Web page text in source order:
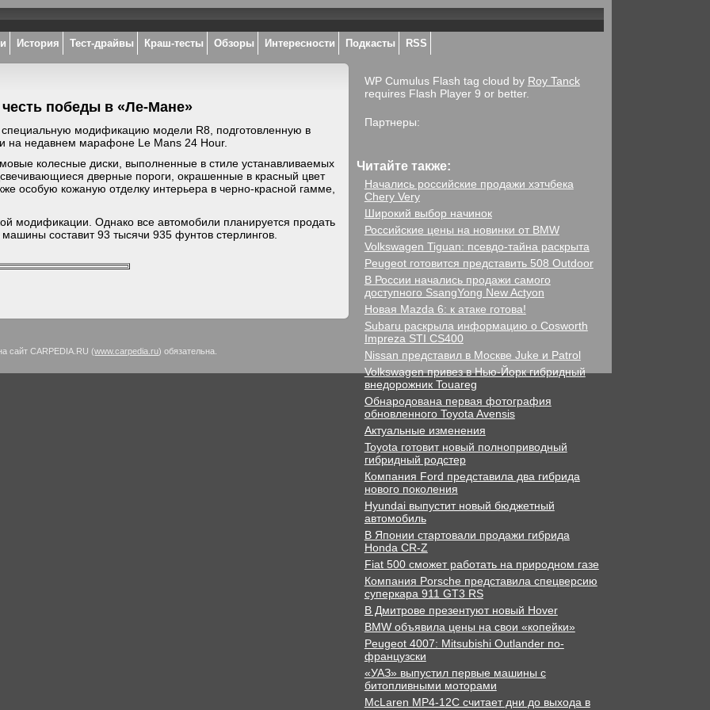
История Тест-драйвы Краш-тесты Обзоры Интересности Подкасты RSS
победы в «Ле-Мане»
модификацию модели R8, подготовленную в
на недавнем марафоне Le Mans 24 Hour.
колесные диски, выполненные в стиле устанавливаемых
дверные пороги, окрашенные в красный цвет
особую кожаную отделку интерьера в черно-красной гамме,
модификации. Однако все автомобили планируется продать
составит 93 тысячи 935 фунтов стерлингов.
WP Cumulus Flash tag cloud by Roy Tanck
requires Flash Player 9 or better.
Партнеры:
Читайте также:
Начались российские продажи хэтчбека
Chery Very
Широкий выбор начинок
Российские цены на новинки от BMW
Volkswagen Tiguan: псевдо-тайна раскрыта
Peugeot готовится представить 508 Outdoor
В России начались продажи самого
доступного SsangYong New Actyon
Новая Mazda 6: к атаке готова!
Subaru раскрыла информацию о Cosworth
Impreza STI CS400
Nissan представил в Москве Juke и Patrol
Volkswagen привез в Нью-Йорк гибридный
внедорожник Touareg
Обнародована первая фотография
обновленного Toyota Avensis
Актуальные изменения
Toyota готовит новый полноприводный
гибридный родстер
Компания Ford представила два гибрида
нового поколения
Hyundai выпустит новый бюджетный
автомобиль
В Японии стартовали продажи гибрида
Honda CR-Z
Fiat 500 сможет работать на природном газе
Компания Porsche представила спецверсию
суперкара 911 GT3 RS
В Дмитрове презентуют новый Hover
BMW объявила цены на свои «копейки»
Peugeot 4007: Mitsubishi Outlander по-
французски
«УАЗ» выпустил первые машины с
битопливными моторами
McLaren MP4-12C считает дни до выхода в
сайт CARPEDIA.RU (www.carpedia.ru) обязательна.